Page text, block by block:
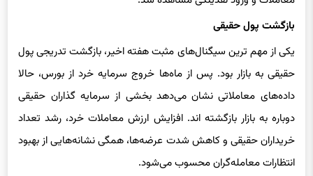
بازگشت پول حقیقی
یکی از مهم ‌ترین سیگنال‌های مثبت هفته اخیر، بازگشت تدریجی پول
حقیقی به بازار بود. پس از ماه‌ها خروج سرمایه خرد از بورس، حالا
داده‌های معاملاتی نشان می‌دهد بخشی از سرمایه‌ گذاران حقیقی
دوباره به بازار بازگشته‌ اند. افزایش ارزش معاملات خرد، رشد تعداد
خریداران حقیقی و کاهش شدت عرضه‌ها، همگی نشانه‌هایی از بهبود
انتظارات معامله‌گران محسوب می‌شود.
برخی تحلیلگران معتقدند بخشی از این نقدینگی از بازارهای موازی